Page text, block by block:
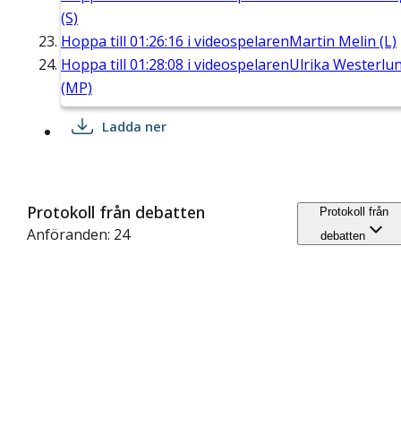
(S)
Hoppa till 01:26:16 i videospelarenMartin Melin (L)
Hoppa till 01:28:08 i videospelarenUlrika
(MP)
Ladda ner
Protokoll från debatten
Anföranden: 24
Protokoll från
debatten